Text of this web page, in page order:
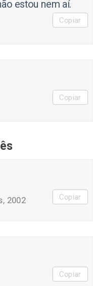
estou nem aí.
Copiar
Copiar
2002 Copiar
Copiar